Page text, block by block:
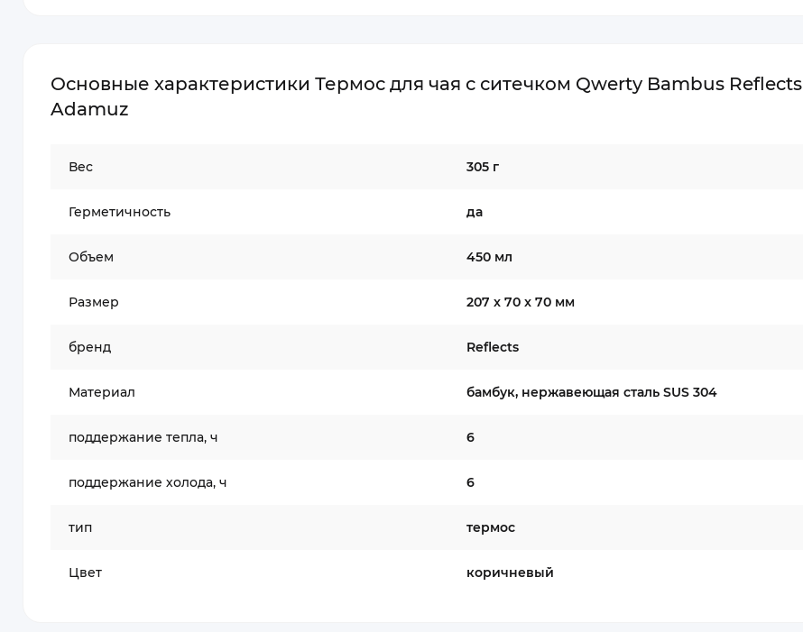
Основные характеристики Термос для чая с ситечком Qwerty Bambus Reflects
Adamuz
Вес 305 г
Герметичность да
Объем 450 мл
Размер 207 x 70 x 70 мм
бренд Reflects
Материал бамбук, нержавеющая сталь SUS 304
поддержание тепла, ч 6
поддержание холода, ч 6
тип термос
Цвет коричневый